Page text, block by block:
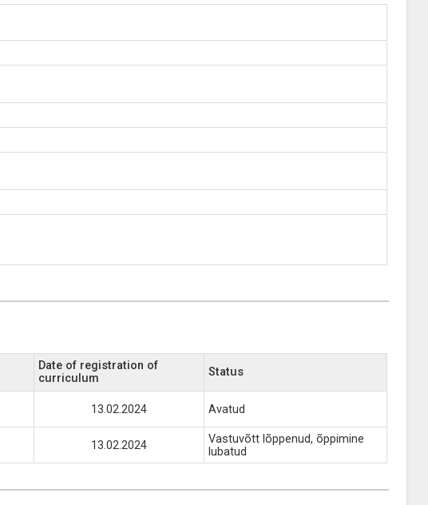
Date of registration of
curriculum
Status
13.02.2024 Avatud
13.02.2024
Vastuvõtt lõppenud, õppimine
lubatud